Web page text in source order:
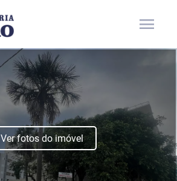
menu
Ver fotos do imóvel